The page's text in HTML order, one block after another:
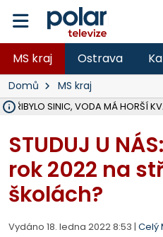
MS kraj Ostrava
Domů MS kraj
PŘIBYLO SINIC, VODA MÁ HORŠÍ
STUDUJ U
rok 2022 na
školách?
Vydáno 18. ledna 2022 8:53 | Celý